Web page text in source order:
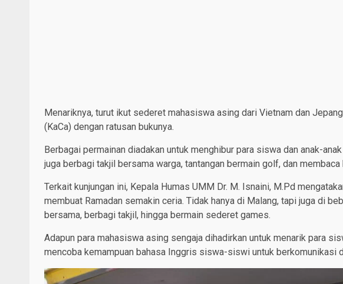
Menariknya, turut ikut sederet mahasiswa asing dari Vietnam dan
(KaCa) dengan ratusan bukunya.
Berbagai permainan diadakan untuk menghibur para siswa dan anak-
juga berbagi takjil bersama warga, tantangan bermain golf, dan
Terkait kunjungan ini, Kepala Humas UMM Dr. M. Isnaini, M.Pd
membuat Ramadan semakin ceria. Tidak hanya di Malang, tapi juga di
bersama, berbagi takjil, hingga bermain sederet games.
Adapun para mahasiswa asing sengaja dihadirkan untuk menarik para
mencoba kemampuan bahasa Inggris siswa-siswi untuk berkomunikasi